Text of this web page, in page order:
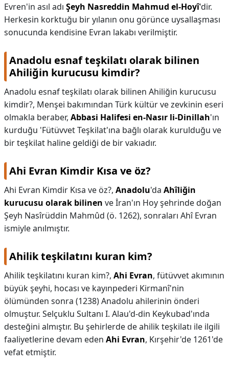
Evren'in asıl adı Şeyh Nasreddin Mahmud el-Hoyî'dir.
Herkesin korktuğu bir yılanın onu görünce uysallaşması
sonucunda kendisine Evran lakabı verilmiştir.
Anadolu esnaf teşkilatı olarak bilinen
Ahiliğin kurucusu kimdir?
Anadolu esnaf teşkilatı olarak bilinen Ahiliğin kurucusu
kimdir?, Menşei bakımından Türk kültür ve zevkinin eseri
olmakla beraber, Abbasi Halifesi en-Nasır li-Dinillah'ın
kurduğu 'Fütüvvet Teşkilat'ına bağlı olarak kurulduğu ve
bir teşkilat haline geldiği de bir vakıadır.
Ahi Evran Kimdir Kısa ve öz?
Ahi Evran Kimdir Kısa ve öz?, Anadolu'da Ahîliğin
kurucusu olarak bilinen ve İran'ın Hoy şehrinde doğan
Şeyh Nasîrüddin Mahmûd (ö. 1262), sonraları Ahî Evran
ismiyle anılmıştır.
Ahilik teşkilatını kuran kim?
Ahilik teşkilatını kuran kim?, Ahi Evran, fütüvvet akımının
büyük şeyhi, hocası ve kayınpederi Kirmanî'nin
ölümünden sonra (1238) Anadolu ahilerinin önderi
olmuştur. Selçuklu Sultanı I. Alau'd-din Keykubad'ında
desteğini almıştır. Bu şehirlerde de ahilik teşkilatı ile ilgili
faaliyetlerine devam eden Ahi Evran, Kırşehir'de 1261'de
vefat etmiştir.